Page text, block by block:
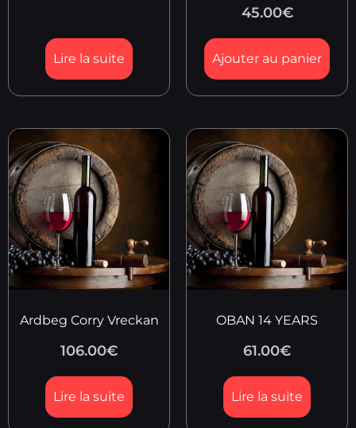
Lire la suite
45.00€
Ajouter au panier
Ardbeg Corry Vreckan
106.00€
Lire la suite
OBAN 14 YEARS
61.00€
Lire la suite